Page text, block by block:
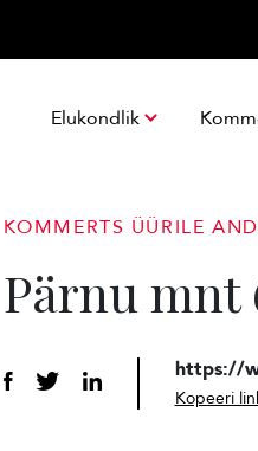
Elukondlik
KOMMERTS ÜÜRILE
Pärnu mnt
https://
Kopeeri